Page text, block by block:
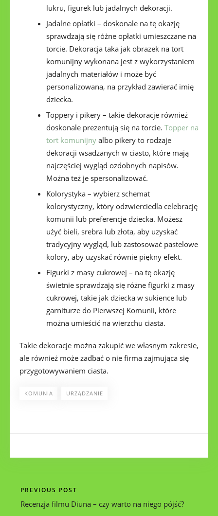
lukru, figurek lub jadalnych dekoracji.
Jadalne opłatki – doskonale na tę okazję
sprawdzają się różne opłatki umieszczane na
torcie. Dekoracja taka jak obrazek na tort
komunijny wykonana jest z wykorzystaniem
jadalnych materiałów i może być
personalizowana, na przykład zawierać imię
dziecka.
Toppery i pikery – takie dekoracje również
doskonale prezentują się na torcie. Topper na
tort komunijny albo pikery to rodzaje
dekoracji wsadzanych w ciasto, które mają
najczęściej wygląd ozdobnych napisów.
Można też je spersonalizować.
Kolorystyka – wybierz schemat
kolorystyczny, który odzwierciedla celebrację
komunii lub preferencje dziecka. Możesz
użyć bieli, srebra lub złota, aby uzyskać
tradycyjny wygląd, lub zastosować pastelowe
kolory, aby uzyskać równie piękny efekt.
Figurki z masy cukrowej – na tę okazję
świetnie sprawdzają się różne figurki z masy
cukrowej, takie jak dziecka w sukience lub
garniturze do Pierwszej Komunii, które
można umieścić na wierzchu ciasta.
Takie dekoracje można zakupić we własnym zakresie,
ale również może zadbać o nie firma zajmująca się
przygotowywaniem ciasta.
KOMUNIA URZĄDZANIE
PREVIOUS POST
Recenzja filmu Diuna – czy warto na niego pójść?